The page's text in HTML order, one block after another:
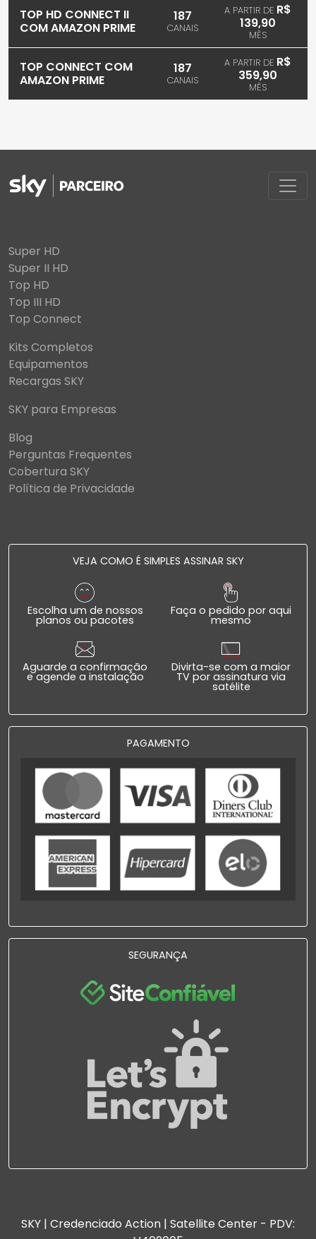
TOP HD CONNECT II
COM AMAZON PRIME
187
CANAIS
A PARTIR DE R$
139,90
MÊS
TOP CONNECT COM
AMAZON PRIME
187
CANAIS
A PARTIR DE R$
359,90
MÊS
Super HD
Super II HD
Top HD
Top III HD
Top Connect
Kits Completos
Equipamentos
Recargas SKY
SKY para Empresas
Blog
Perguntas Frequentes
Cobertura SKY
Política de Privacidade
VEJA COMO É SIMPLES ASSINAR SKY
Escolha um de nossos
planos ou pacotes
Faça o pedido por aqui
mesmo
Aguarde a confirmação
e agende a instalação
Divirta-se com a maior
TV por assinatura via
satélite
PAGAMENTO
SEGURANÇA
SKY | Credenciado Action | Satellite Center - PDV: